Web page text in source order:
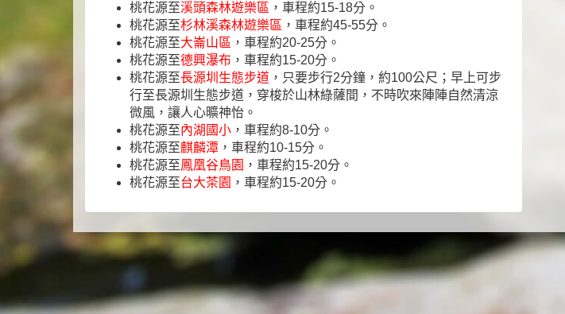
桃花源至溪頭森林遊樂區 ，車程約15-18分。
桃花源至杉林溪森林遊樂區 ，車程約45-55分。
桃花源至大崙山區 ，車程約20-25分。
桃花源至德興瀑布 ，車程約15-20分。
桃花源至長源圳生態步道 ，只要步行2分鐘，約100公尺；早上可步
行至長源圳生態步道，穿梭於山林綠薩間，不時吹來陣陣自然清涼
微風，讓人心曠神怡。
桃花源至內湖國小 ，車程約8-10分。
桃花源至麒麟潭 ，車程約10-15分。
桃花源至鳳凰谷鳥園 ，車程約15-20分。
桃花源至台大茶園 ，車程約15-20分。